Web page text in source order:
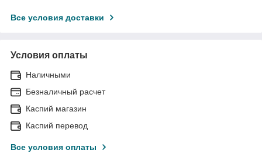
Все условия доставки
Условия оплаты
Наличными
Безналичный расчет
Каспий магазин
Каспий перевод
Все условия оплаты